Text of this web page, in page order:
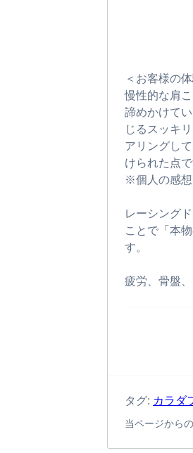
＜お客様の
慢性的な肩
諦めかけて
じるスッキ
アリングし
けられた点
※個人の感想
レーシング
ことで「本
す。
疲労、骨盤
タグ: カラダ
当ページから